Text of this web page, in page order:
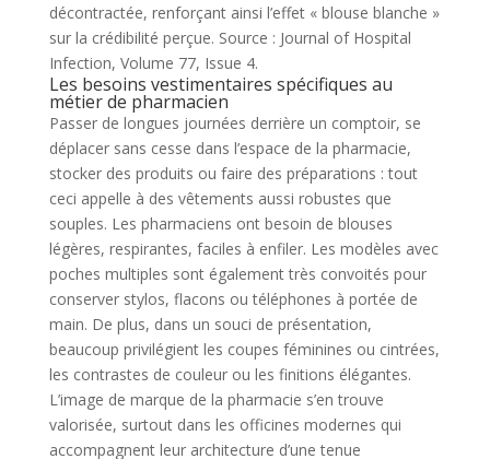
décontractée, renforçant ainsi l’effet « blouse blanche »
sur la crédibilité perçue. Source : Journal of Hospital
Infection, Volume 77, Issue 4.
Les besoins vestimentaires spécifiques au
métier de pharmacien
Passer de longues journées derrière un comptoir, se
déplacer sans cesse dans l’espace de la pharmacie,
stocker des produits ou faire des préparations : tout
ceci appelle à des vêtements aussi robustes que
souples. Les pharmaciens ont besoin de blouses
légères, respirantes, faciles à enfiler. Les modèles avec
poches multiples sont également très convoités pour
conserver stylos, flacons ou téléphones à portée de
main. De plus, dans un souci de présentation,
beaucoup privilégient les coupes féminines ou cintrées,
les contrastes de couleur ou les finitions élégantes.
L’image de marque de la pharmacie s’en trouve
valorisée, surtout dans les officines modernes qui
accompagnent leur architecture d’une tenue